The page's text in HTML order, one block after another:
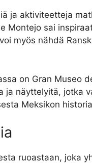
ja aktiviteetteja
Montejo sai
myös nähdä
on Gran Museo
ja näyttelyitä, jotka
Meksikon
ruoastaan, joka